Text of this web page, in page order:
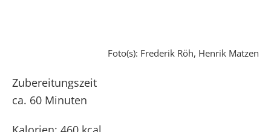
Foto(s): Frederik Röh, Henrik Matzen
Zubereitungszeit
ca. 60 Minuten